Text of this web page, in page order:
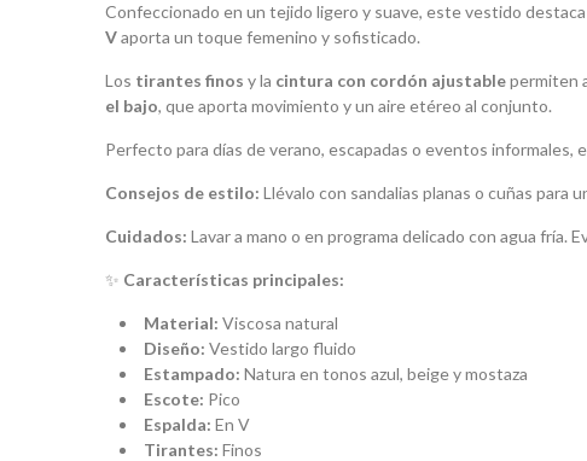
Confeccionado en un tejido ligero y suave, este vestido
Vaporta un toque femenino y sofisticado.
Los tirantes finos y la cintura con cordón ajustablepermiten
el bajo, que aporta movimiento y un aire etéreo al conjunto.
Perfecto para días de verano, escapadas o eventos
Consejos de estilo: Llévalo con sandalias planas o cuñas para
Cuidados: Lavar a mano o en programa delicado con agua fría.
✨ Características principales:
Material: Viscosa natural
Diseño: Vestido largo fluido
Estampado: Natura en tonos azul, beige y mostaza
Escote: Pico
Espalda: En V
Tirantes: Finos